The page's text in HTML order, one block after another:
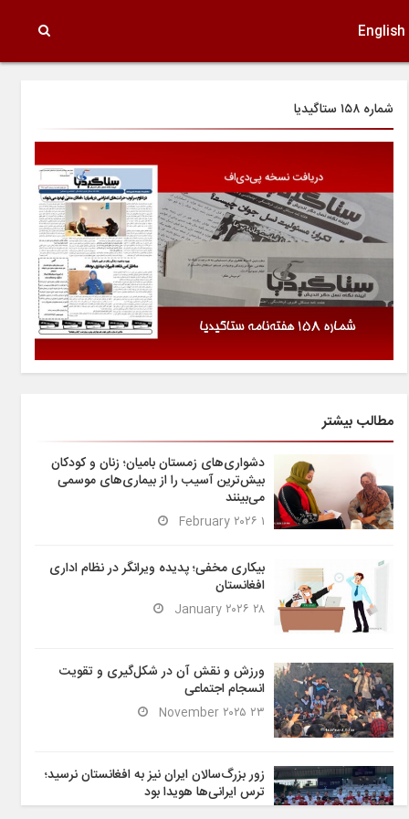
English
شماره ۱۵۸ ستاگیدیا
مطالب بیشتر
دشواری‌های زمستان بامیان؛ زنان و کودکان
بیش‌ترین آسیب را از بیماری‌های موسمی
می‌بینند
۱ February ۲۰۲۶
بیکاری مخفی؛ پدیده ویرانگر در نظام اداری
افغانستان
۲۸ January ۲۰۲۶
ورزش و نقش آن در شکل‌گیری و تقویت
انسجام اجتماعی
۲۳ November ۲۰۲۵
زور بزرگ‌سالان ایران نیز به افغانستان نرسید؛
ترس ایرانی‌ها هویدا بود